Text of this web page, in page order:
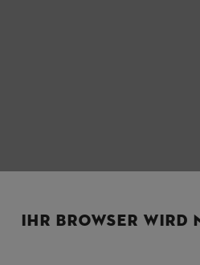
IHR BROWSER WIRD